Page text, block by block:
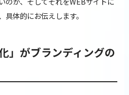
体的にお伝えします。
」がブランディングの